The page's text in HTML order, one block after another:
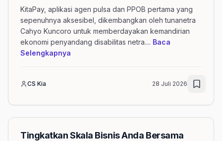
KitaPay, aplikasi agen pulsa dan PPOB pertama yang
sepenuhnya aksesibel, dikembangkan oleh tunanetra
Cahyo Kuncoro untuk memberdayakan kemandirian
ekonomi penyandang disabilitas netra.... Baca
Selengkapnya
CS Kia 28 Juli 2026
Tingkatkan Skala Bisnis Anda Bersama